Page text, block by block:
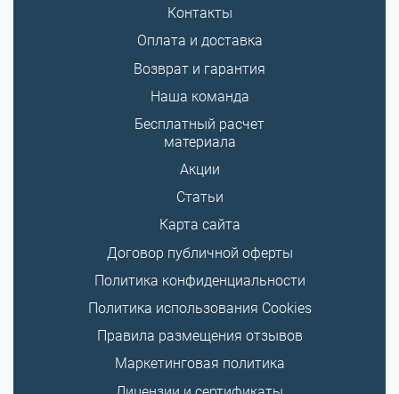
Контакты
Оплата и доставка
Возврат и гарантия
Наша команда
Бесплатный расчет
материала
Акции
Статьи
Карта сайта
Договор публичной оферты
Политика конфиденциальности
Политика использования Cookies
Правила размещения отзывов
Маркетинговая политика